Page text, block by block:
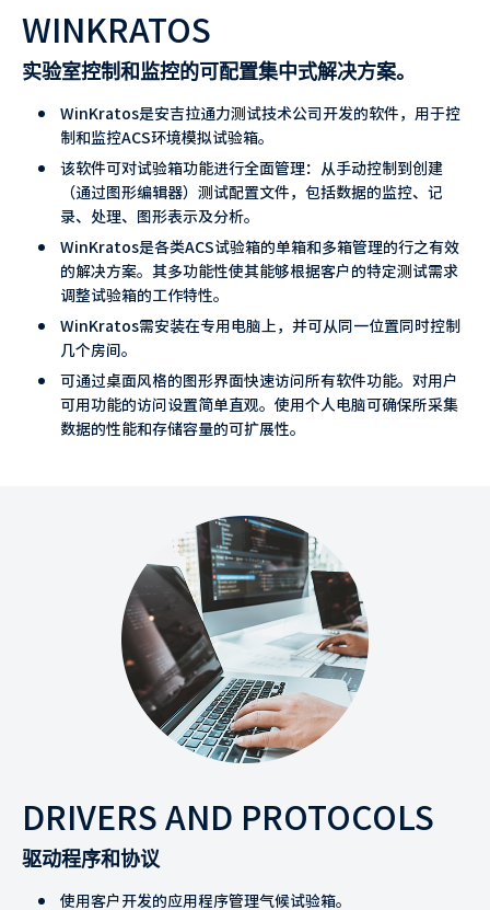
WINKRATOS
实验室控制和监控的可配置集中式解决方案。
WinKratos是安吉拉通力测试技术公司开发的软件，用于控
制和监控ACS环境模拟试验箱。
该软件可对试验箱功能进行全面管理：从手动控制到创建
（通过图形编辑器）测试配置文件，包括数据的监控、记
录、处理、图形表示及分析。
WinKratos是各类ACS试验箱的单箱和多箱管理的行之有效
的解决方案。其多功能性使其能够根据客户的特定测试需求
调整试验箱的工作特性。
WinKratos需安装在专用电脑上，并可从同一位置同时控制
几个房间。
可通过桌面风格的图形界面快速访问所有软件功能。对用户
可用功能的访问设置简单直观。使用个人电脑可确保所采集
数据的性能和存储容量的可扩展性。
DRIVERS AND PROTOCOLS
驱动程序和协议
使用客户开发的应用程序管理气候试验箱。